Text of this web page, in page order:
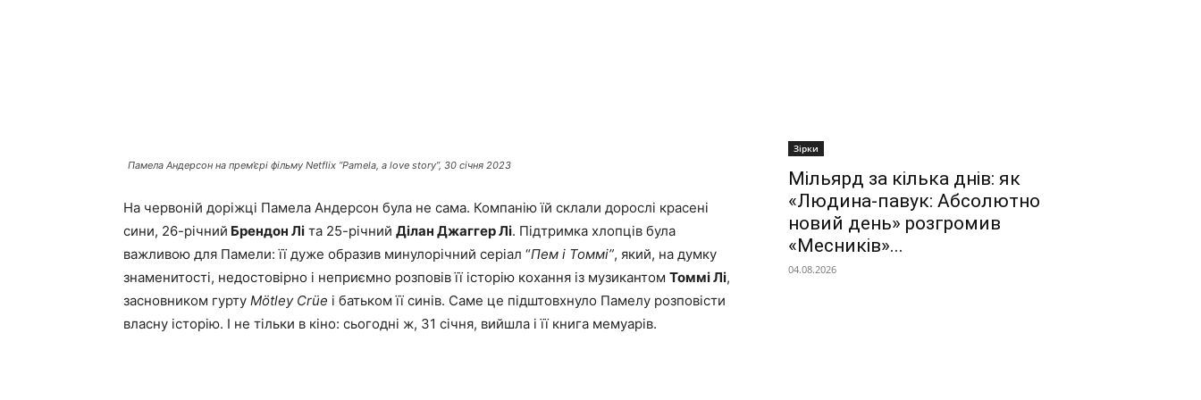
Памела Андерсон на прем’єрі фільму Netflix “Pamela, a love story”, 30 січня 2023
На червоній доріжці Памела Андерсон була не сама. Компанію їй склали дорослі красені
сини, 26-річний Брендон Лі та 25-річний Ділан Джаггер Лі. Підтримка хлопців була
важливою для Памели: її дуже образив минулорічний серіал “Пем і Томмі”, який, на думку
знаменитості, недостовірно і неприємно розповів її історію кохання із музикантом Томмі Лі,
засновником гурту Mötley Crüe і батьком її синів. Саме це підштовхнуло Памелу розповісти
власну історію. І не тільки в кіно: сьогодні ж, 31 січня, вийшла і її книга мемуарів.
Зірки
Мільярд за кілька днів: як
«Людина-павук: Абсолютно
новий день» розгромив
«Месників»...
04.08.2026